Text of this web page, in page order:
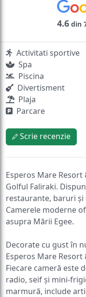
4.6 din
Activitati sportive
Spa
Piscina
Divertisment
Plaja
Parcare
Scrie recenzie
Esperos Mare Resort
Golful Faliraki.
restaurante, baruri și
Camerele moderne
asupra Mării Egee.
Decorate cu gust în
Esperos Mare Resort
Fiecare cameră este
radio, seif și mini-
marmură, include